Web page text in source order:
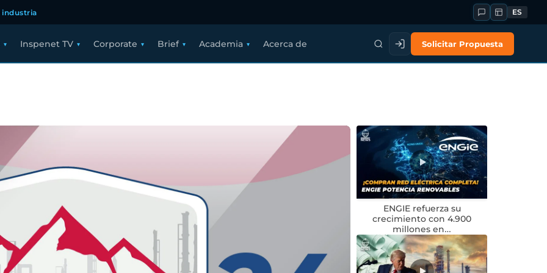
industria ES
Inspenet TV Corporate Brief Academia Acerca de Solicitar Propuesta
ENGIE refuerza su
crecimiento con 4.900
millones en…